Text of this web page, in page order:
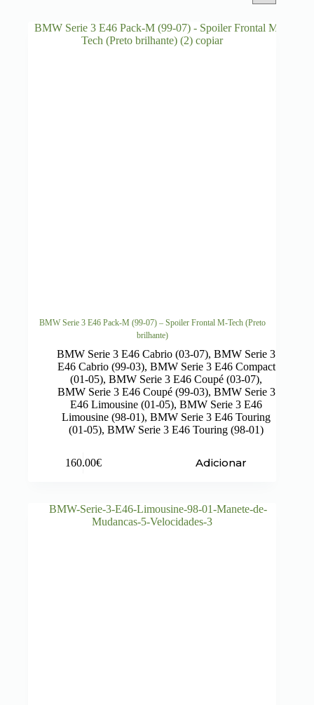
BMW Serie 3 E46 Pack-M (99-07) – Spoiler Frontal M-Tech (Preto
brilhante)
BMW Serie 3 E46 Cabrio (03-07),BMW Serie 3
E46 Cabrio (99-03), BMW Serie 3 E46 Compact
(01-05),BMW Serie 3 E46 Coupé (03-07),
BMW Serie 3 E46 Coupé (99-03), BMW Serie 3
E46 Limousine (01-05),BMW Serie 3 E46
Limousine (98-01),BMW Serie 3 E46 Touring
(01-05),BMW Serie 3 E46 Touring (98-01)
160.00€ Adicionar